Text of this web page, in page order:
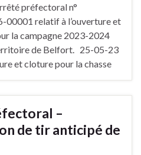
préfectoral n°
00001 relatif à l’ouverture et
la campagne 2023-2024
de Belfort. 25-05-23
et cloture pour la chasse
–
de tir anticipé de